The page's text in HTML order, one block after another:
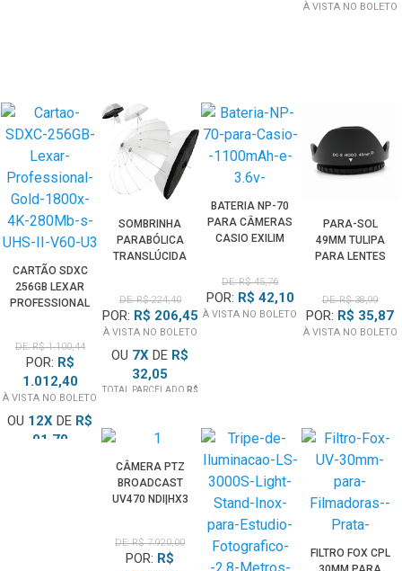
À VISTA NO BOLETO
CARTÃO SDXC
256GB LEXAR
PROFESSIONAL
V60 U3
DE: R$ 1.100,44
POR: R$
1.012,40
À VISTA NO BOLETO
OU 12X DE R$
91,70
SOMBRINHA
PARABÓLICA
TRANSLÚCIDA
BACKPANEL
PRETO/BRANCO
(105CM)
DE: R$ 224,40
POR: R$ 206,45
À VISTA NO BOLETO
OU 7X DE R$
32,05
TOTAL PARCELADO R$
BATERIA NP-70
PARA CÂMERAS
CASIO EXILIM
DE: R$ 45,76
POR: R$ 42,10
À VISTA NO BOLETO
PARA-SOL
49MM TULIPA
PARA LENTES
DE: R$ 38,99
POR: R$ 35,87
À VISTA NO BOLETO
CÂMERA PTZ
BROADCAST
UV470 NDI|HX3
RASTREAMENTO
IA (BRANCA)
DE: R$ 7.920,00
POR: R$
FILTRO FOX CPL